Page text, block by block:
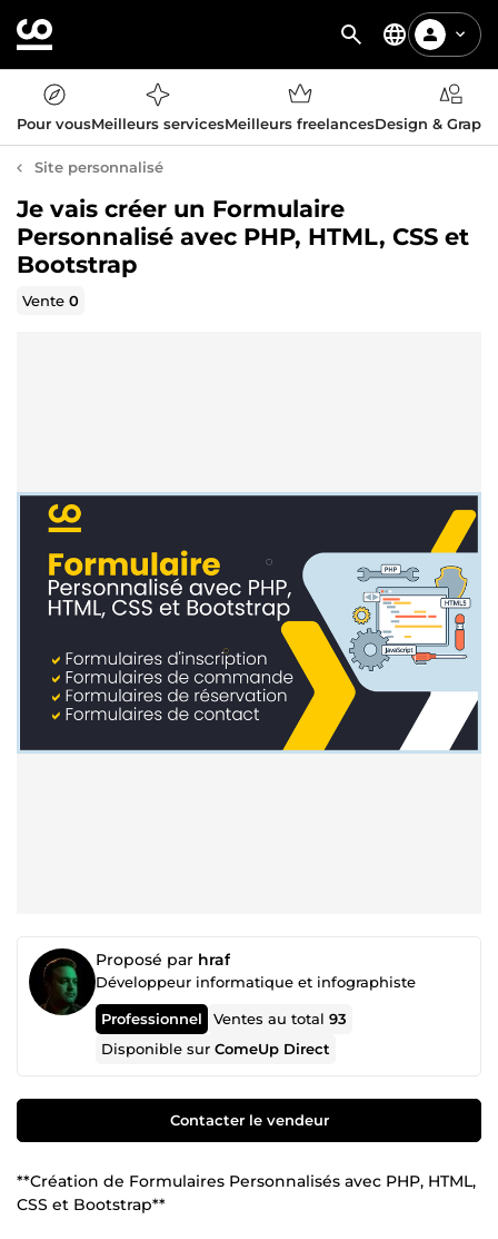
Pour vousMeilleurs servicesMeilleurs freelancesDesign &
Site personnalisé
Je vais créer un Formulaire
Personnalisé avec PHP, HTML, CSS et
Bootstrap
Vente0
Proposé par hraf
Développeur informatique et infographiste
Professionnel Ventes au total93
Disponible surComeUp Direct
Contacter le vendeur
**Création de Formulaires Personnalisés avec PHP, HTML,
CSS et Bootstrap**